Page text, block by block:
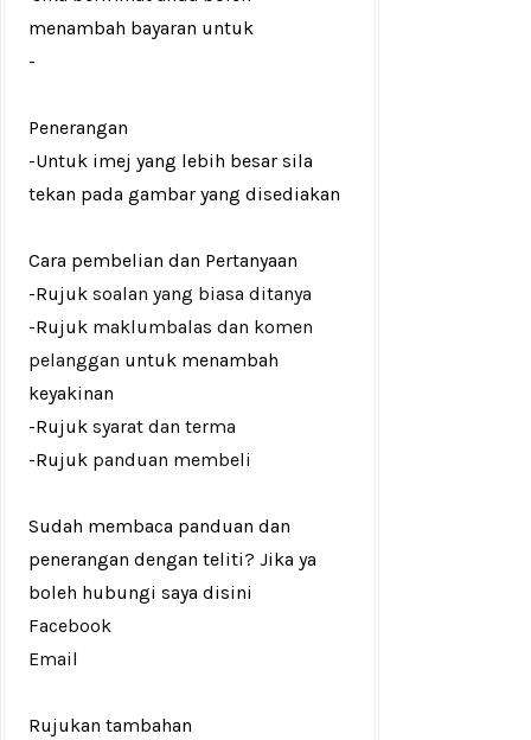
menambah bayaran untuk
-
Penerangan
-Untuk imej yang lebih besar sila
tekan pada gambar yang disediakan
Cara pembelian dan Pertanyaan
-Rujuk soalan yang biasa ditanya
-Rujuk maklumbalas dan komen
pelanggan untuk menambah
keyakinan
-Rujuk syarat dan terma
-Rujuk panduan membeli
Sudah membaca panduan dan
penerangan dengan teliti? Jika ya
boleh hubungi saya disini
Facebook
Email
Rujukan tambahan